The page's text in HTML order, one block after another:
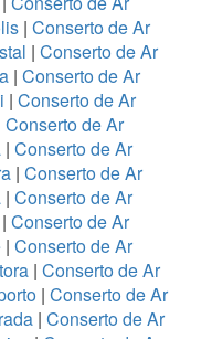
| Conserto de Ar
| Conserto de Ar
| Conserto de Ar
| Conserto de Ar
Conserto de Ar
| Conserto de Ar
| Conserto de Ar
| Conserto de Ar
Conserto de Ar
| Conserto de Ar
| Conserto de Ar
| Conserto de Ar
| Conserto de Ar